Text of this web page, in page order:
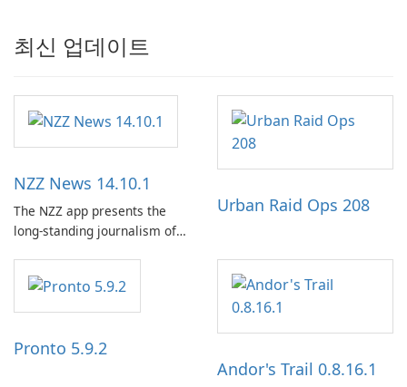
최신 업데이트
NZZ News 14.10.1
The NZZ app presents the
long-standing journalism of
and a liberal outlook that
embraces diverse opinion.
Urban Raid Ops 208
Pronto 5.9.2
Andor's Trail 0.8.16.1